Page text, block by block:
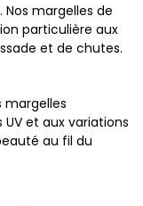
margelles de
particulière aux
et de chutes.
margelles
et aux variations
au fil du